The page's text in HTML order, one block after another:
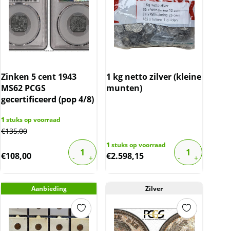
Zinken 5 cent 1943
MS62 PCGS
gecertificeerd (pop 4/8)
1 stuks op voorraad
€135,00
€108,00
1 kg netto zilver (kleine
munten)
1 stuks op voorraad
€2.598,15
Aanbieding Zilver